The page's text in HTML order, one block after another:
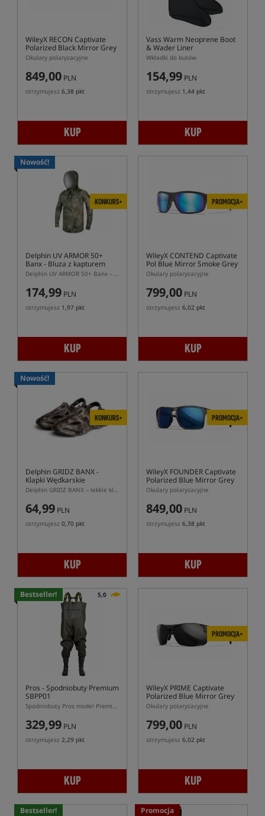
WileyX RECON Captivate
Polarized Black Mirror Grey
Matte Grey Frame
Okulary polaryzacyjne
849,00 PLN
otrzymujesz 6,38 pkt
KUP
Vass Warm Neoprene Boot
& Wader Liner
Wkładki do butów
154,99 PLN
otrzymujesz 1,44 pkt
KUP
Nowość!
KONKURS+
Delphin UV ARMOR 50+
Banx- Bluza z kapturem
Delphin UV ARMOR 50+ Banx – koszulka wędkarska z kapturem i ochroną UPF 50+
174,99 PLN
otrzymujesz 1,97 pkt
KUP
PROMOCJA+
WileyX CONTEND Captivate
Pol Blue Mirror Smoke Grey
Matte Graphite Frame
Okulary polaryzacyjne
799,00 PLN
otrzymujesz 6,02 pkt
KUP
Nowość!
KONKURS+
Delphin GRIDZ BANX-
Klapki Wędkarskie
Delphin GRIDZ BANX – lekkie klapki wędkarskie EVA z regulowanym paskiem
64,99 PLN
otrzymujesz 0,70 pkt
KUP
PROMOCJA+
WileyX FOUNDER Captivate
Polarized Blue Mirror Grey
Gloss Crystal Frame
Okulary polaryzacyjne
849,00 PLN
otrzymujesz 6,38 pkt
KUP
Bestseller! 5,0
Pros - Spodniobuty Premium
SBPP01
Spodniobuty Pros model Premium SBPP01
329,99 PLN
otrzymujesz 2,29 pkt
KUP
PROMOCJA+
WileyX PRIME Captivate
Polarized Blue Mirror Grey
Gloss Matte Black Frame
Okulary polaryzacyjne
799,00 PLN
otrzymujesz 6,02 pkt
KUP
Bestseller! Promocja